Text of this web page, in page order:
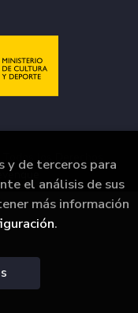
. Todos los Derechos
y de terceros para
el análisis de sus
más información
.